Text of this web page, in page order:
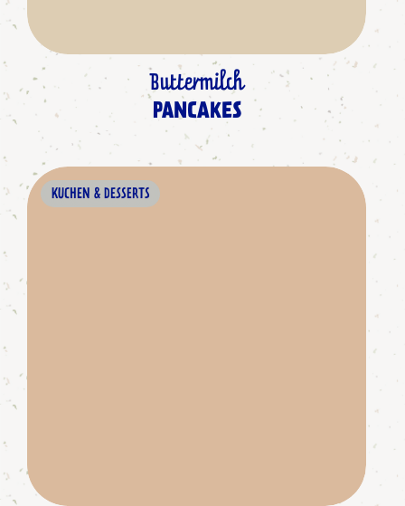
Buttermilch
PANCAKES
KUCHEN & DESSERTS